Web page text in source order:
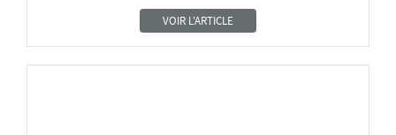
VOIR L'ARTICLE